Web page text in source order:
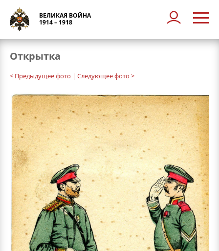
ВЕЛИКАЯ ВОЙНА
1914 – 1918
Открытка
< Предыдущее фото | Следующее фото >